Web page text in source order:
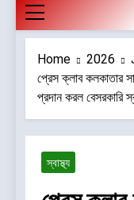
Home 2026
প্রেস ক্লাব কলকাতার
প্রদান করল বেসরকারি
স্বাস্থ্য